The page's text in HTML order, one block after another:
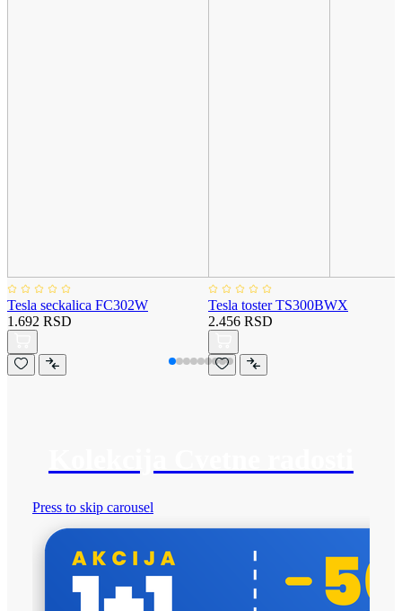
Tesla seckalica FC302W
1.692 RSD
Tesla toster TS300BWX
2.456 RSD
Press to skip carousel